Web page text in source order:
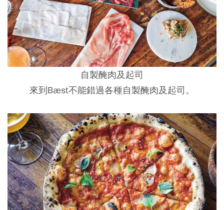
自製醃肉及起司
來到Bæst不能錯過各種自製醃肉及起司。